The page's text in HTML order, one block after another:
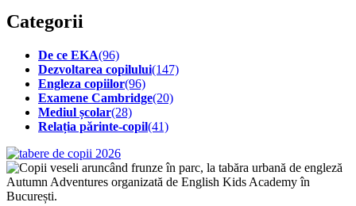
Categorii
De ce EKA(96)
Dezvoltarea copilului(147)
Engleza copiilor(96)
Examene Cambridge(20)
Mediul școlar(28)
Relația părinte-copil(41)